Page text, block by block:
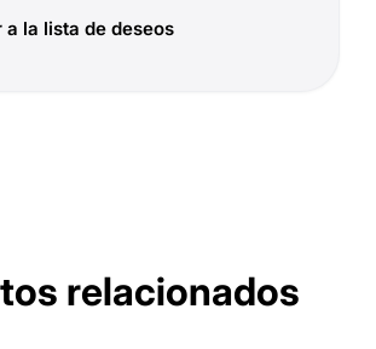
a la lista de deseos
relacionados